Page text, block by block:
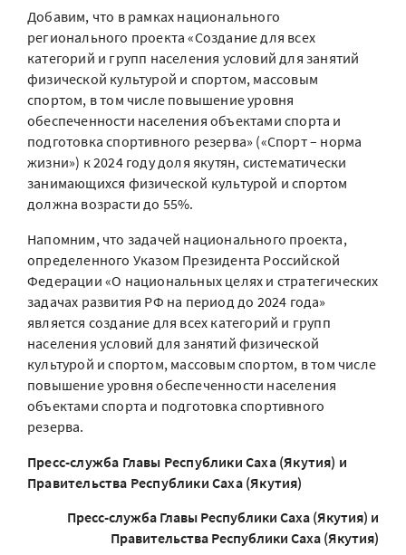
Добавим, что в рамках национального
регионального проекта «Создание для всех
категорий и групп населения условий для занятий
физической культурой и спортом, массовым
спортом, в том числе повышение уровня
обеспеченности населения объектами спорта и
подготовка спортивного резерва» («Спорт – норма
жизни») к 2024 году доля якутян, систематически
занимающихся физической культурой и спортом
должна возрасти до 55%.
Напомним, что задачей национального проекта,
определенного Указом Президента Российской
Федерации «О национальных целях и стратегических
задачах развития РФ на период до 2024 года»
является создание для всех категорий и групп
населения условий для занятий физической
культурой и спортом, массовым спортом, в том числе
повышение уровня обеспеченности населения
объектами спорта и подготовка спортивного
резерва.
Пресс-служба Главы Республики Саха (Якутия) и
Правительства Республики Саха (Якутия)
Пресс-служба Главы Республики Саха (Якутия) и
Правительства Республики Саха (Якутия)